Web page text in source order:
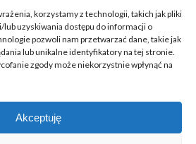
korzystamy z technologii, takich jak pliki
lub uzyskiwania dostępu do informacji o
pozwoli nam przetwarzać dane, takie jak
lub unikalne identyfikatory na tej stronie.
zgody może niekorzystnie wpłynąć na
Akceptuję
| realizacjaHillnet
O